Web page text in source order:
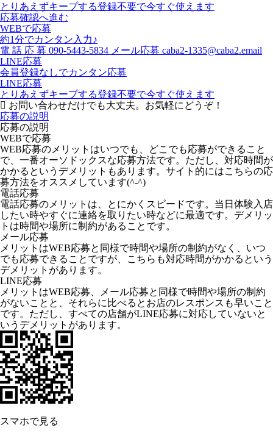
とりあえずキープする登録不要で今すぐ使えます
応募確認へ進む
WEBで応募
約1分でカンタン入力♪
電 話 応 募 090-5443-5834 メール応募 caba2-1335@caba2.email
LINE応募
会員登録なしでカンタン応募
LINE応募
とりあえずキープする登録不要で今すぐ使えます
お問い合わせだけでも大丈夫。お気軽にどうぞ！
応募の説明
応募の説明
WEBで応募
WEB応募のメリットはいつでも、どこでも応募ができること
で、一番オーソドックスな応募方法です。ただし、対応時間が
かかるというデメリットもあります。サイト的にはこちらの応
募方法をオススメしています(^-^)
電話応募
電話応募のメリットは、とにかくスピードです。当日体験入店
したい時やすぐに連絡を取りたい時などに最適です。デメリッ
トは時間や場所に制約があることです。
メール応募
メリットはWEB応募と同様で時間や場所の制約がなく、いつ
でも応募できることですが、こちらも対応時間がかかるという
デメリットがあります。
LINE応募
メリットはWEB応募、メール応募と同様で時間や場所の制約
がないことと、それらに比べるとお店のレスポンスも早いこと
です。ただし、すべての店舗がLINE応募に対応していないと
いうデメリットがあります。
スマホで見る